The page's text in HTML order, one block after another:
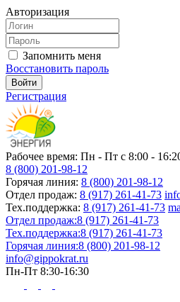
Авторизация
Запомнить меня
Восстановить пароль
Регистрация
Рабочее время: Пн - Пт с 8:00 -
8 (800) 201-98-12
Горячая линия: 8 (800) 201-98-12
Отдел продаж: 8 (917) 261-41-73
Тех.поддержка: 8 (917) 261-41-73
Отдел продаж:8 (917) 261-41-73
Тех.поддержка:8 (917) 261-41-73
Горячая линия:8 (800) 201-98-12
info@gippokrat.ru
Пн-Пт 8:30-16:30